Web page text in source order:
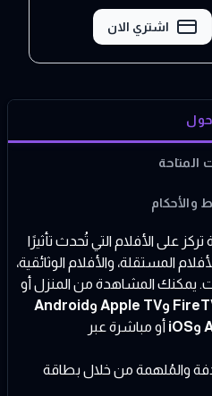
اشتري الان
حول
المتاحة
والأحكام
على الأفلام التي تُحدث تأثيرًا
المستقلة، والأفلام الوثائقية،
يمكنك المشاهدة من المنزل أو
Roku وFireTV وApple TV وAndroid
أو مباشرة عبر
والمُلهمة من خلال بطاقة